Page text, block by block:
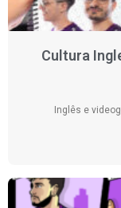
Cultura
Inglês e